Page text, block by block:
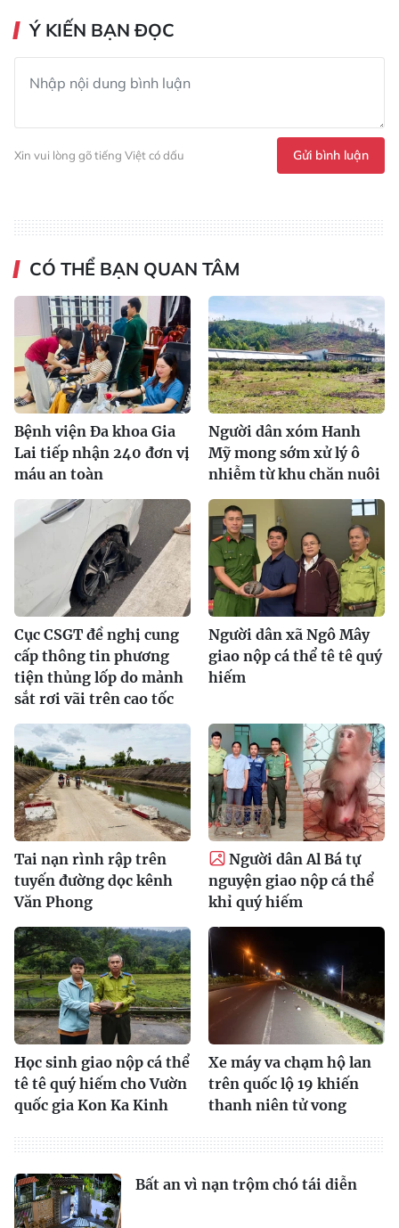
Ý KIẾN BẠN ĐỌC
Xin vui lòng gõ tiếng Việt có dấu Gửi bình luận
CÓ THỂ BẠN QUAN TÂM
Bệnh viện Đa khoa Gia
Lai tiếp nhận 240 đơn vị
máu an toàn
Người dân xóm Hanh
Mỹ mong sớm xử lý ô
nhiễm từ khu chăn nuôi
Cục CSGT đề nghị cung
cấp thông tin phương
tiện thủng lốp do mảnh
sắt rơi vãi trên cao tốc
Người dân xã Ngô Mây
giao nộp cá thể tê tê quý
hiếm
Tai nạn rình rập trên
tuyến đường dọc kênh
Văn Phong
Người dân Al Bá tự
nguyện giao nộp cá thể
khỉ quý hiếm
Học sinh giao nộp cá thể
tê tê quý hiếm cho Vườn
quốc gia Kon Ka Kinh
Xe máy va chạm hộ lan
trên quốc lộ 19 khiến
thanh niên tử vong
Bất an vì nạn trộm chó tái diễn